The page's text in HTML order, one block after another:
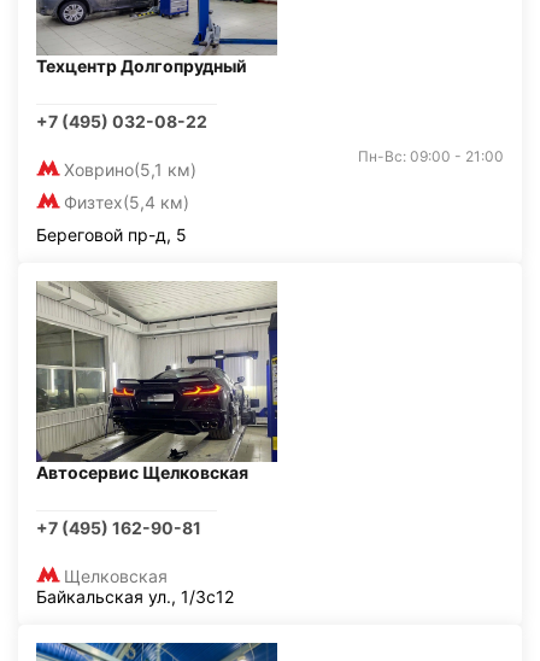
Техцентр Долгопрудный
+7 (495) 032-08-22
Ховрино(5,1 км)
Физтех(5,4 км)
Пн-Вс: 09:00 - 21:00
Береговой пр-д, 5
Автосервис Щелковская
+7 (495) 162-90-81
Щелковская
Байкальская ул., 1/3с12